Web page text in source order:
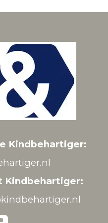
Kindbehartiger:
Kindbehartiger: